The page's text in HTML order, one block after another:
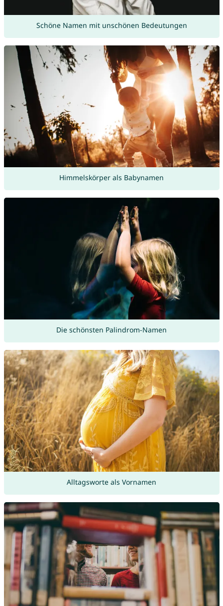
Schöne Namen mit unschönen Bedeutungen
Himmelskörper als Babynamen
Die schönsten Palindrom-Namen
Alltagsworte als Vornamen